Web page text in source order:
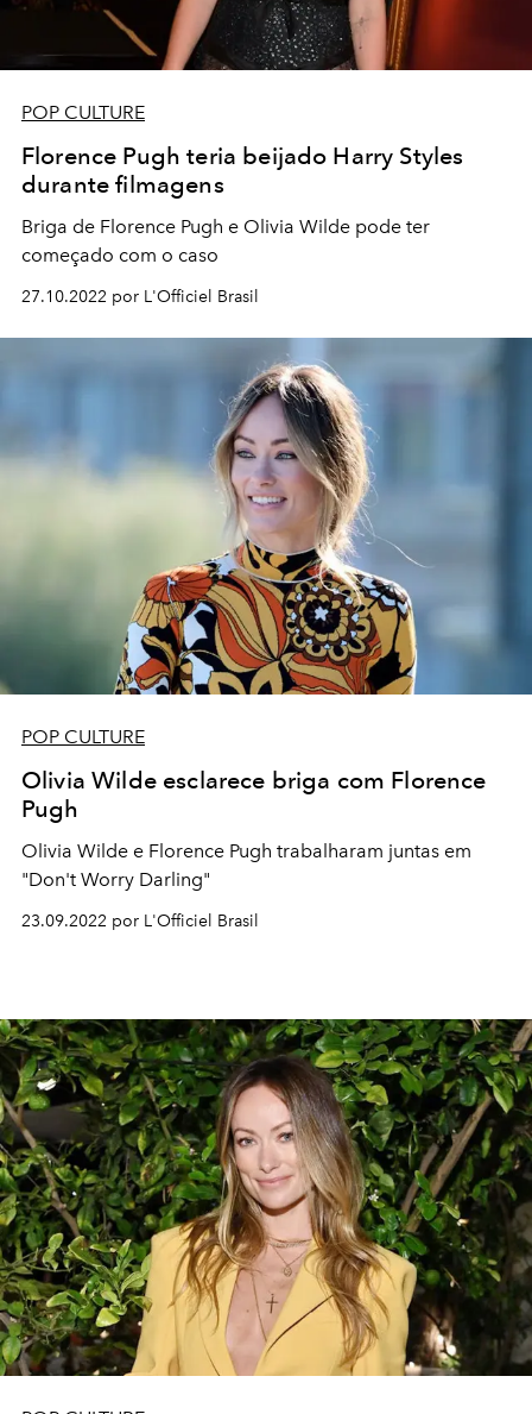
POP CULTURE
Florence Pugh teria beijado Harry Styles
durante filmagens
Briga de Florence Pugh e Olivia Wilde pode ter
começado com o caso
27.10.2022 por L'Officiel Brasil
POP CULTURE
Olivia Wilde esclarece briga com Florence
Pugh
Olivia Wilde e Florence Pugh trabalharam juntas em
"Don't Worry Darling"
23.09.2022 por L'Officiel Brasil